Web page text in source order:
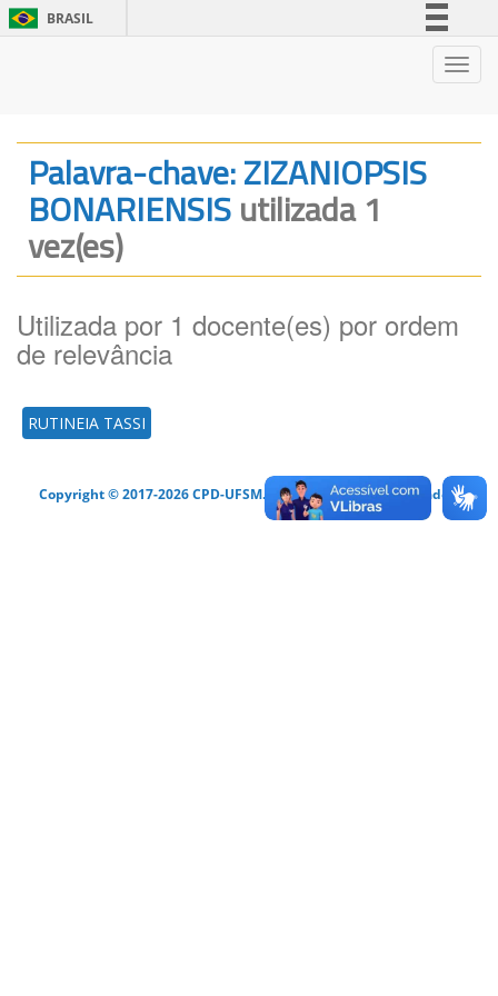
BRASIL
Legislação
Canais
Palavra-chave: ZIZANIOPSIS
BONARIENSISutilizada 1
vez(es)
Utilizada por 1 docente(es) por ordem
de relevância
RUTINEIA TASSI
Copyright © 2017-2026 CPD-UFSM. Todos os direitos reservados.